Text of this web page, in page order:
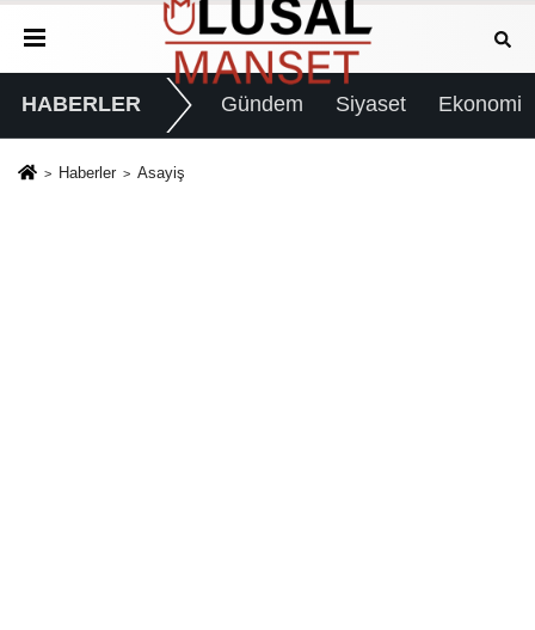
HABERLER Gündem Siyaset Ekonomi
Haberler Asayiş